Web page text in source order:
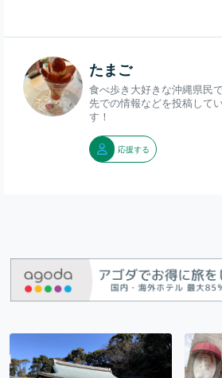
たまご
食べ歩き大好きな沖縄県民
先での情報などを投稿して
す！
応援する